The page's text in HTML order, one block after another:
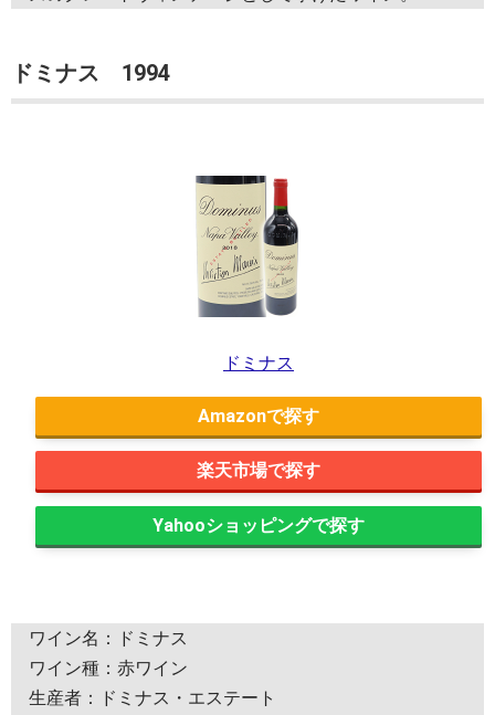
ドミナス 1994
ドミナス
Amazon
楽天市場
Yahooショッピング
ワイン名：ドミナス
ワイン種：赤ワイン
生産者：ドミナス・エステート